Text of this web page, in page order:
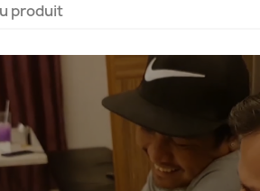
produit